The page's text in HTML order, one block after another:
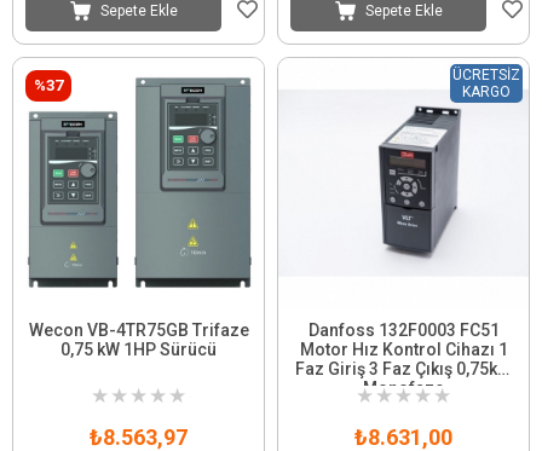
Sepete Ekle Sepete Ekle
Wecon VB-4TR75GB Trifaze
0,75 kW 1HP Sürücü
★ ★ ★ ★ ★
₺8.563,97
%37
Danfoss 132F0003 FC51
Motor Hız Kontrol Cihazı 1
Faz Giriş 3 Faz Çıkış 0,75kW
Monofaze
★ ★ ★ ★ ★
₺8.631,00
ÜCRETSIZ
KARGO